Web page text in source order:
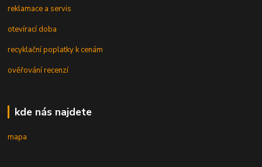
reklamace a servis
otevírací doba
recyklační poplatky k cenám
ověřování recenzí
kde nás najdete
mapa